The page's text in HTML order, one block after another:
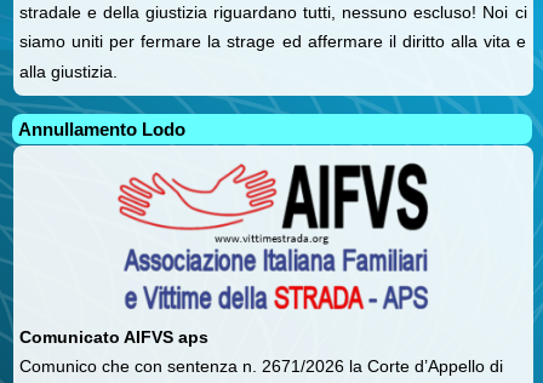
stradale e della giustizia riguardano tutti, nessuno escluso! Noi ci
siamo uniti per fermare la strage ed affermare il diritto alla vita e
alla giustizia.
Annullamento Lodo
Comunicato AIFVS aps
Comunico che con sentenza n. 2671/2026 la Corte d’Appello di